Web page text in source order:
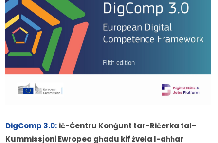
DigComp 3.0: iċ-Ċentru Konġunt tar-Riċerka tal-
Kummissjoni Ewropea għadu kif żvela l-aħħar